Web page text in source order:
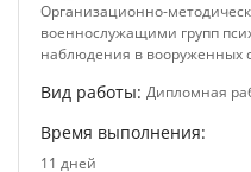
Организационно-
военнослужащими групп
наблюдения в вооруженных
Вид работы: Дипломная
Время выполнения:
11 дней